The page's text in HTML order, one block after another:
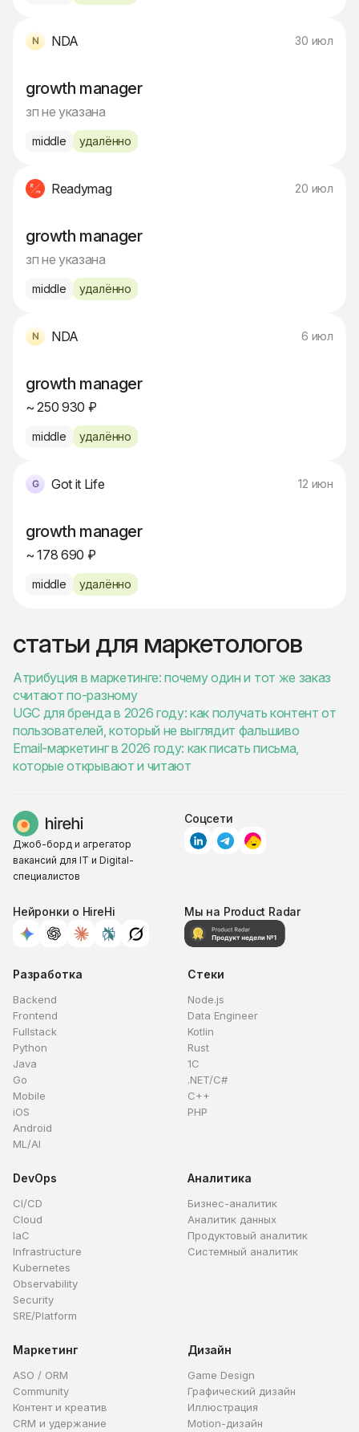
NDA 30 июл
growth manager
зп не указана
middle удалённо
Readymag 20 июл
growth manager
зп не указана
middle удалённо
NDA 6 июл
growth manager
~ 250 930 ₽
middle удалённо
Got it Life 12 июн
growth manager
~ 178 690 ₽
middle удалённо
статьи для маркетологов
Атрибуция в маркетинге: почему один и тот же заказ
считают по-разному
UGC для бренда в 2026 году: как получать контент от
пользователей, который не выглядит фальшиво
Email-маркетинг в 2026 году: как писать письма,
которые открывают и читают
Джоб-борд и агрегатор
вакансий для IT и Digital-
специалистов
Соцсети
Нейронки о HireHi Мы на Product Radar
Разработка
Backend
Frontend
Fullstack
Python
Java
Go
Mobile
iOS
Android
ML/AI
Стеки
Node.js
Data Engineer
Kotlin
Rust
1C
.NET/C#
C++
PHP
DevOps
CI/CD
Cloud
IaC
Infrastructure
Kubernetes
Observability
Security
SRE/Platform
Аналитика
Бизнес-аналитик
Аналитик данных
Продуктовый аналитик
Системный аналитик
Маркетинг
ASO / ORM
Community
Контент и креатив
CRM и удержание
Дизайн
Game Design
Графический дизайн
Иллюстрация
Motion-дизайн